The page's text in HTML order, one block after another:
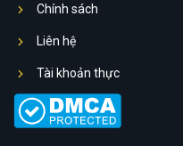
Chính sách
Liên hệ
Tài khoản thực